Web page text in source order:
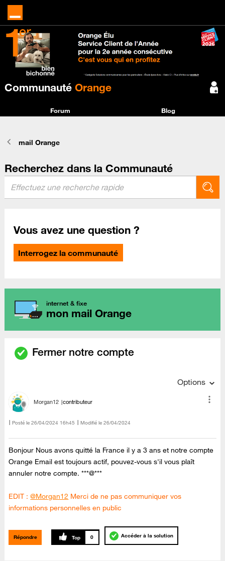
Communauté Orange
Forum Blog
mail Orange
Recherchez dans la Communauté
Vous avez une question ?
Interrogez la communauté
internet & fixe
mon mail Orange
Fermer notre compte
Options
Morgan12 contributeur
Posté le ‎26/04/2024 16h45 Modifié le 26/04/2024
Bonjour Nous avons quitté la France il y a 3 ans et notre compte
Orange Email est toujours actif, pouvez-vous s'il vous plaît
annuler notre compte. ***@***
EDIT :@Morgan12 Merci de ne pas communiquer vos
informations personnelles en public
Répondre 0 Accéder à la solution